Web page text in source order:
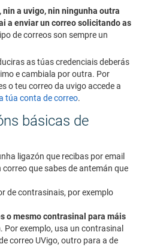
nin a uvigo, nin ningunha outra
a enviar un correo solicitando as
de correos son sempre un
as túas credenciais deberás
e cambiala por outra. Por
o teu correo da uvigo accede a
túa conta de correo.
básicas de
ligazón que recibas por email
correo que sabes de antemán que
de contrasinais, por exemplo
o mesmo contrasinal para máis
. Por exemplo, usa un contrasinal
correo UVigo, outro para a de